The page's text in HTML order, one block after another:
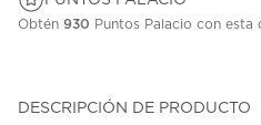
Obtén 930 Puntos Palacio con esta
DESCRIPCIÓN DE PRODUCTO